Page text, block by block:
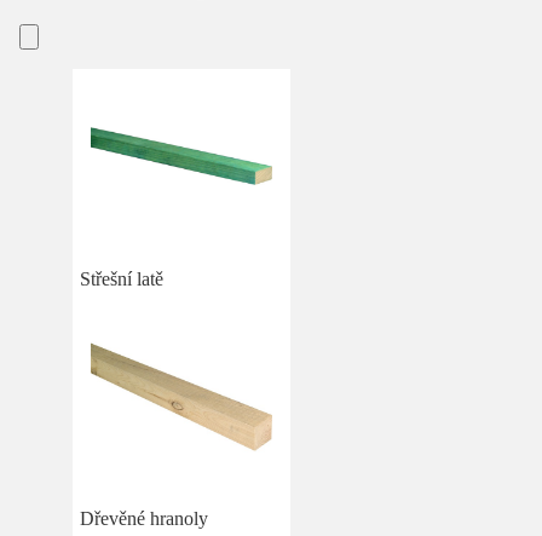
Střešní latě
Dřevěné hranoly